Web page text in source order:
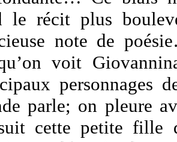
le récit plus
note de
voit
personnages
parle; on pleure
cette petite fille